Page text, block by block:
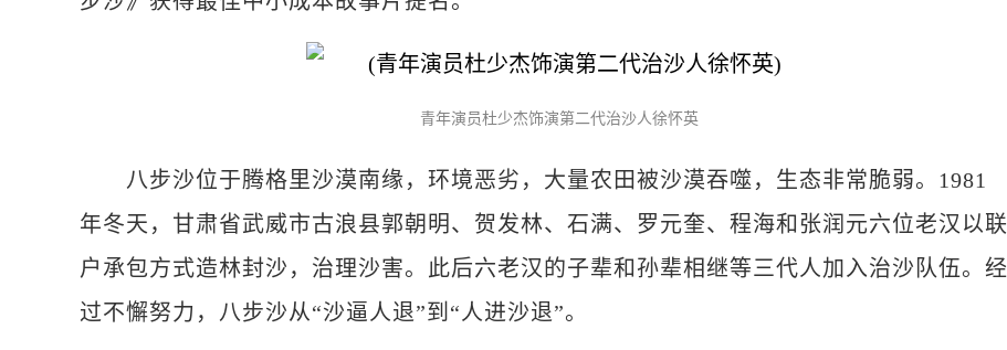
青年演员杜少杰饰演第二代治沙人徐怀英
八步沙位于腾格里沙漠南缘，环境恶劣，大量农田被沙漠吞噬，生态非常脆弱。1981
年冬天，甘肃省武威市古浪县郭朝明、贺发林、石满、罗元奎、程海和张润元六位老汉以联
户承包方式造林封沙，治理沙害。此后六老汉的子辈和孙辈相继等三代人加入治沙队伍。经
过不懈努力，八步沙从“沙逼人退”到“人进沙退”。